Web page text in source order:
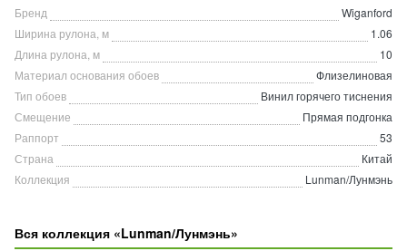
Бренд
Wiganford
Ширина рулона, м
1.06
Длина рулона, м
10
Материал основания обоев
Флизелиновая
Тип обоев
Винил горячего тиснения
Смещение
Прямая подгонка
Раппорт
53
Страна
Китай
Коллекция
Lunman/Лунмэнь
Вся коллекция «Lunman/Лунмэнь»